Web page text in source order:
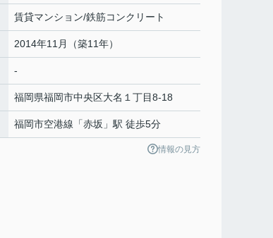
賃貸マンション/鉄筋コンクリート
2014年11月（築11年）
-
福岡県福岡市中央区大名 １丁目8-18
福岡市空港線 「赤坂 」駅 徒歩5分
情報の見方